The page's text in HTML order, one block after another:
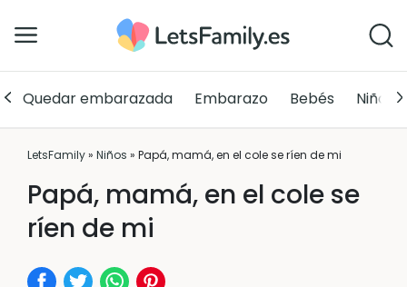
Quedar embarazada Embarazo Bebés Niños
LetsFamily» Niños » Papá, mamá, en el cole se ríen de mi
Papá, mamá, en el cole se
ríen de mi